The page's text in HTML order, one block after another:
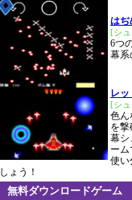
はぢ
[シ
6つ
幕系
レ
[シ
色ん
を
幕シ
ー
使い
しょう！
無料ダウンロードゲーム